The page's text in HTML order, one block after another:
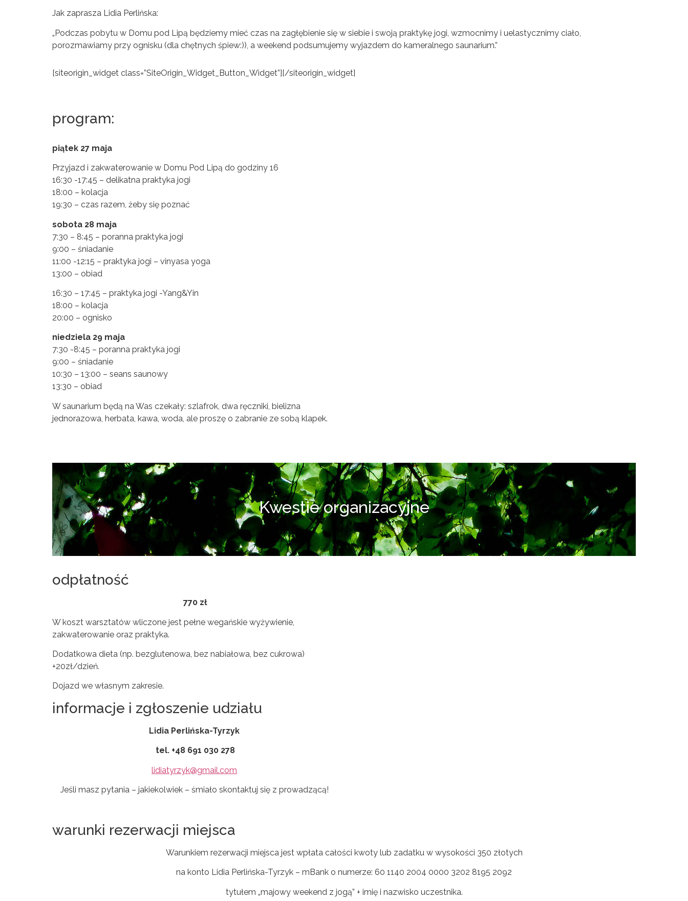
Jak zaprasza Lidia Perlińska:
„Podczas pobytu w Domu pod Lipą będziemy mieć czas na zagłębienie się w siebie i swoją praktykę jogi, wzmocnimy i uelastycznimy ciało,
porozmawiamy przy ognisku (dla chętnych śpiew:)), a weekend podsumujemy wyjazdem do kameralnego saunarium.”
[siteorigin_widget class=”SiteOrigin_Widget_Button_Widget”][/siteorigin_widget]
program:
piątek 27 maja
Przyjazd i zakwaterowanie w Domu Pod Lipą do godziny 16
16:30 -17:45 – delikatna praktyka jogi
18:00 – kolacja
19:30 – czas razem, żeby się poznać
sobota 28 maja
7:30 – 8:45 – poranna praktyka jogi
9:00 – śniadanie
11:00 -12:15 – praktyka jogi – vinyasa yoga
13:00 – obiad
16:30 – 17:45 – praktyka jogi -Yang&Yin
18:00 – kolacja
20:00 – ognisko
niedziela 29 maja
7:30 -8:45 – poranna praktyka jogi
9:00 – śniadanie
10:30 – 13:00 – seans saunowy
13:30 – obiad
W saunarium będą na Was czekały: szlafrok, dwa ręczniki, bielizna
jednorazowa, herbata, kawa, woda, ale proszę o zabranie ze sobą klapek.
Kwestie organizacyjne
odpłatność
770 zł
W koszt warsztatów wliczone jest pełne wegańskie wyżywienie,
zakwaterowanie oraz praktyka.
Dodatkowa dieta (np. bezglutenowa, bez nabiałowa, bez cukrowa)
+20zł/dzień.
Dojazd we własnym zakresie.
informacje i zgłoszenie udziału
Lidia Perlińska-Tyrzyk
tel. +48 691 030 278
lidiatyrzyk@gmail.com
Jeśli masz pytania – jakiekolwiek – śmiało skontaktuj się z prowadzącą!
warunki rezerwacji miejsca
Warunkiem rezerwacji miejsca jest wpłata całości kwoty lub zadatku w wysokości 350 złotych
na konto Lidia Perlińska-Tyrzyk – mBank o numerze: 60 1140 2004 0000 3202 8195 2092
tytułem „majowy weekend z jogą” + imię i nazwisko uczestnika.